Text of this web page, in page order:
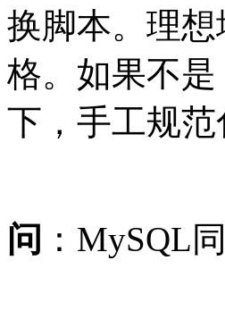
换脚本。理
格。如果不
下，手工规
问 ：MySQL